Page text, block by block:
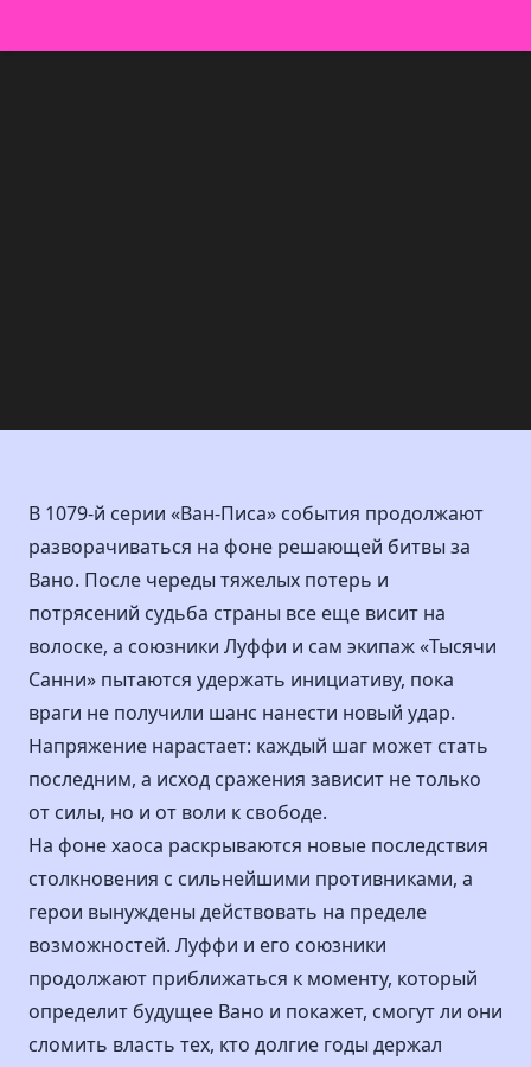
В 1079-й серии «Ван-Писа» события продолжают
разворачиваться на фоне решающей битвы за
Вано. После череды тяжелых потерь и
потрясений судьба страны все еще висит на
волоске, а союзники Луффи и сам экипаж «Тысячи
Санни» пытаются удержать инициативу, пока
враги не получили шанс нанести новый удар.
Напряжение нарастает: каждый шаг может стать
последним, а исход сражения зависит не только
от силы, но и от воли к свободе.
На фоне хаоса раскрываются новые последствия
столкновения с сильнейшими противниками, а
герои вынуждены действовать на пределе
возможностей. Луффи и его союзники
продолжают приближаться к моменту, который
определит будущее Вано и покажет, смогут ли они
сломить власть тех, кто долгие годы держал